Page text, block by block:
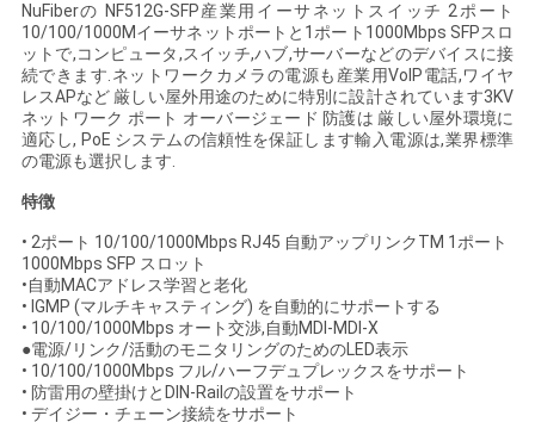
ニ
ュ
ー
ス
引
用
を
NuFiberの NF512G-SFP産業用イーサネットスイッチ 2ポート
10/100/1000Mイーサネットポートと1ポート1000Mbps SFPスロ
ットで,コンピュータ,スイッチ,ハブ,サーバーなどのデバイスに接
続できます.ネットワークカメラの電源も産業用VoIP電話,ワイヤ
レスAPなど 厳しい屋外用途のために特別に設計されています3KV
ネットワーク ポート オーバージェード 防護は 厳しい屋外環境に
適応し, PoE システムの信頼性を保証します輸入電源は,業界標準
の電源も選択します.
特徴
• 2ポート 10/100/1000Mbps RJ45 自動アップリンクTM 1ポート
1000Mbps SFP スロット
•自動MACアドレス学習と老化
• IGMP (マルチキャスティング) を自動的にサポートする
• 10/100/1000Mbps オート交渉,自動MDI-MDI-X
●電源/リンク/活動のモニタリングのためのLED表示
• 10/100/1000Mbps フル/ハーフデュプレックスをサポート
• 防雷用の壁掛けとDIN-Railの設置をサポート
• デイジー・チェーン接続をサポート